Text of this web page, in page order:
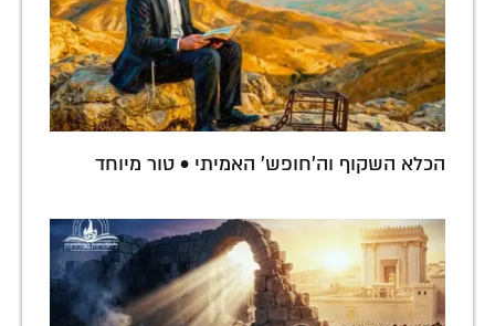
הכלא השקוף וה'חופש' האמיתי • טור מיוחד